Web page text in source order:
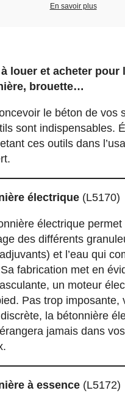
En savoir plus
louer et acheter pour
brouette…
le béton de vos
sont indispensables.
ces outils dans
électrique (L5170)
électrique permet
des différents
et l’eau qui
fabrication met en
un moteur
Pas trop imposante,
la bétonnière
jamais dans
à essence (L5172)